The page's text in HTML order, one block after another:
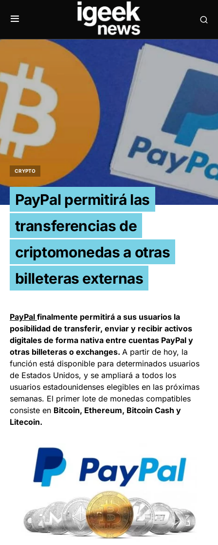
CRYPTO
PayPal permitirá las
transferencias de
criptomonedas a otras
billeteras externas
PayPal finalmente permitirá a sus usuarios la
posibilidad de transferir, enviar y recibir activos
digitales de forma nativa entre cuentas PayPal y
otras billeteras o exchanges. A partir de hoy, la
función está disponible para determinados usuarios
de Estados Unidos, y se ampliará a todos los
usuarios estadounidenses elegibles en las próximas
semanas. El primer lote de monedas compatibles
consiste en Bitcoin, Ethereum, Bitcoin Cash y
Litecoin.